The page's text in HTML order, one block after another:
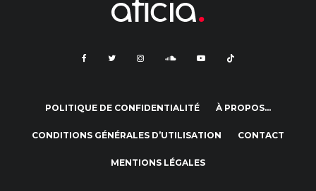
POLITIQUE DE CONFIDENTIALITÉ À PROPOS…
CONDITIONS GÉNÉRALES D’UTILISATION CONTACT
MENTIONS LÉGALES